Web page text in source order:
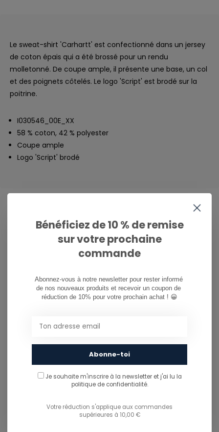
Le sweat-shirt 'Carhartt' est confectionné dans un jersey
de coton épais qui a été brossé pour un rendu
molletonné. De coupe ample, il présente une base, un col
et des poignets côtelés. Le logo 'Script' est brodé sur la
poitrine.
I030546_00E_XX
58 % coton, 42 % polyester
Coupe ample
Logo 'Script' brodé
CAN WE HELP?
Service à la clientèle:
info@ostreet.be
You might also like...
TU POURRAIS AUSSI AIMER...
Bénéficiez de 10 % de remise
sur votre prochaine
commande
Abonnez-vous à notre newsletter pour rester informé
de nos nouveaux produits et recevoir un coupon de
réduction de 10% pour votre prochain achat ! 😀
Abonne-toi
Je souhaite m'inscrire à la newsletter et j'ai lu la
politique de confidentialité.
Votre réduction s'applique aux commandes
supérieures à 10,00 €